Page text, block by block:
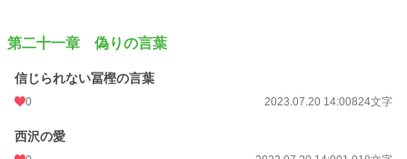
第二十一章 偽りの言葉
信じられない冨樫の言葉
0 2023.07.20 14:00824文字
西沢の愛